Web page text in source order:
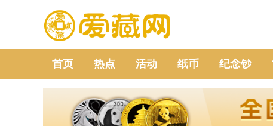
首页 热点 活动 纸币 纪念钞